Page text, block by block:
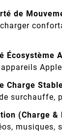
de
Écosystème
Charge
surchauffe,
(Charge &
musiques,